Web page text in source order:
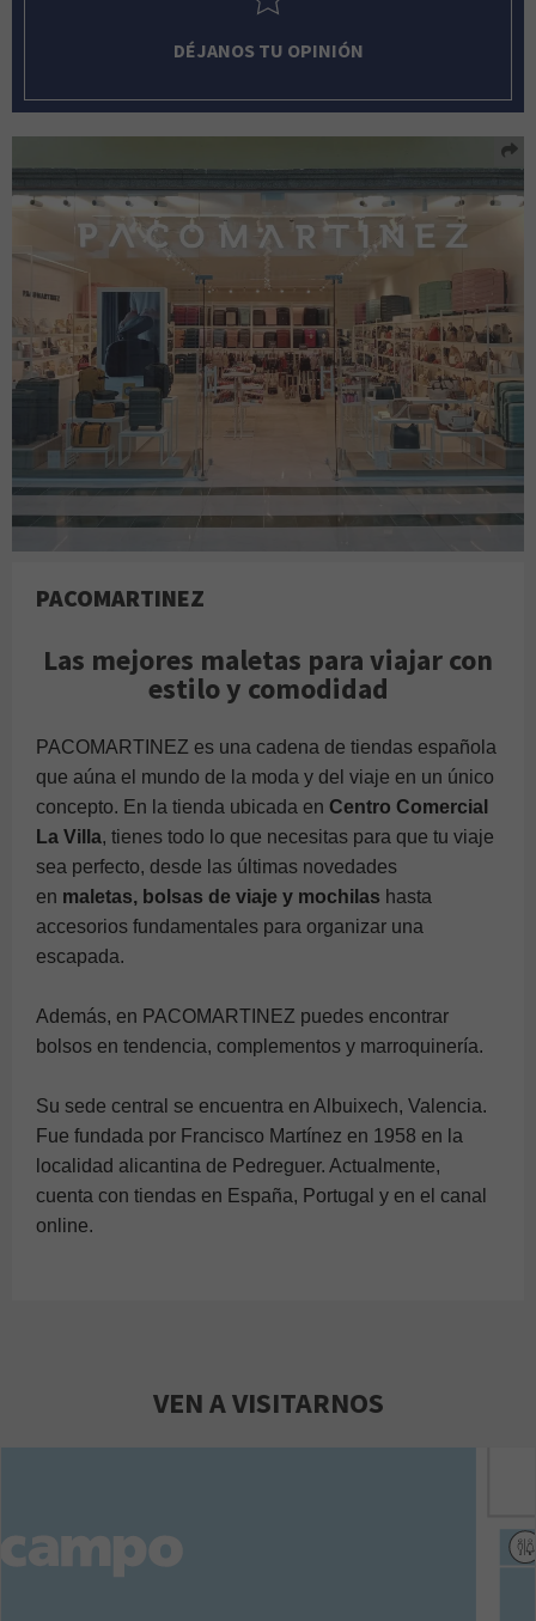
DÉJANOS TU OPINIÓN
PACOMARTINEZ
Las mejores maletas para viajar con
estilo y comodidad
PACOMARTINEZ es una cadena de tiendas española
que aúna el mundo de la moda y del viaje en un único
concepto. En la tienda ubicada en Centro Comercial
La Villa, tienes todo lo que necesitas para que tu viaje
sea perfecto, desde las últimas novedades
en maletas, bolsas de viaje y mochilas hasta
accesorios fundamentales para organizar una
escapada.
Además, en PACOMARTINEZ puedes encontrar
bolsos en tendencia, complementos y marroquinería.
Su sede central se encuentra en Albuixech, Valencia.
Fue fundada por Francisco Martínez en 1958 en la
localidad alicantina de Pedreguer. Actualmente,
cuenta con tiendas en España, Portugal y en el canal
online.
VEN A VISITARNOS